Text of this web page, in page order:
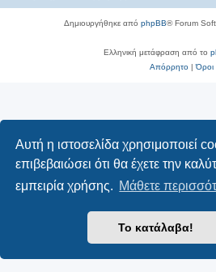
Αυτή η ιστοσελίδα χρησιμοποιεί
επιβεβαιώσει ότι θα έχετε την
εμπειρία χρήσης. Μάθετε
Το κατάλαβα!
Δημιουργήθηκε από phpBB® Forum
Ελληνική μετάφραση από το
Απόρρητο|Όροι